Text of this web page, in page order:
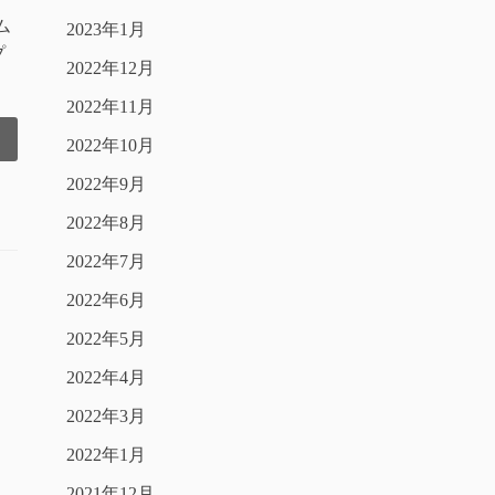
2023年1月
2022年12月
2022年11月
2022年10月
2022年9月
2022年8月
2022年7月
2022年6月
2022年5月
2022年4月
2022年3月
2022年1月